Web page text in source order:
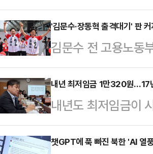
만, 혁신위를 바라
1호 안건으로 과거
규에 명시하겠다고
적인 내용이 빠져
적인 반응은 좀처럼
에서 첫 회의를 열
속'을 1호 혁신안건…
'김문수·장동혁 출격대기' 판
김문수 전 고용노동
가 나오면서 국민의
자들의 출마 여부에
다. 기존 당대표와
지도체제'로 바뀔 경
면이 바뀔 수 있다
내년 최저임금 1만320원…17
내년도 최저임금이
월 환산액은 209시
2008년(2009년 적
챗GPT에 푹 빠진 북한 'AI 열